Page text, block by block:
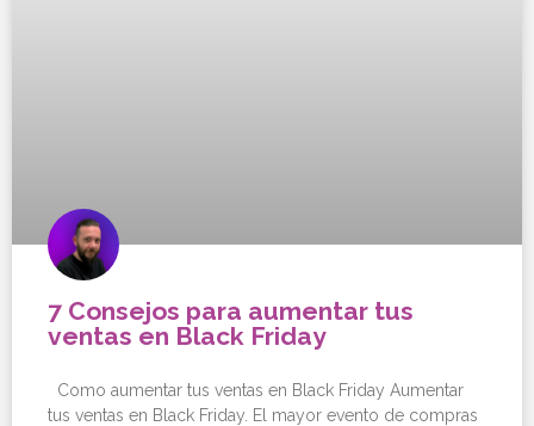
7 Consejos para aumentar tus
ventas en Black Friday
Como aumentar tus ventas en Black Friday Aumentar
tus ventas en Black Friday. El mayor evento de compras